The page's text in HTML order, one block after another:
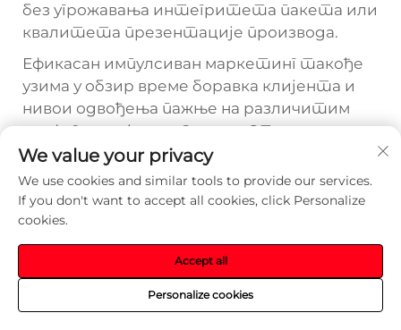
без угрожавања интегритета пакета или
квалитета презентације производа.
Ефикасан импулсиван маркетинг такође
узима у обзир време боравка клијента и
нивои одвођења пажње на различитим
конфигурацијама куповине. Станице за
самопроверку обично генеришу ниже
стопе импулсне куповине због фокуса на
задатке и смањења времена боравка, док
традиционалне линије за проверу са
редовима стварају оптималне услове за
импулсну куповину. Формат пластичне
кутије за коприцу се посебно показује
ефикасним у овим окружењима редова у
We value your privacy
We use cookies and similar tools to provide our services.
If you don't want to accept all cookies, click Personalize
cookies.
Personalize cookies
Accept all